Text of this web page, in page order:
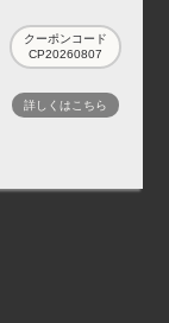
クーポンコード
CP20260807
詳しくはこちら